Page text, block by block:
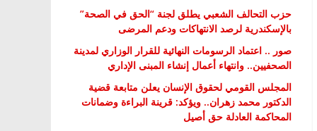
حزب التحالف الشعبي يطلق لجنة “الحق في الصحة”
بالإسكندرية لرصد الانتهاكات ودعم المرضى
صور .. اعتماد الرسومات النهائية للقرار الوزاري لمدينة
الصحفيين.. وانتهاء أعمال إنشاء المبنى الإداري
المجلس القومي لحقوق الإنسان يعلن متابعة قضية
الدكتور محمد زهران.. ويؤكد: قرينة البراءة وضمانات
المحاكمة العادلة حق أصيل